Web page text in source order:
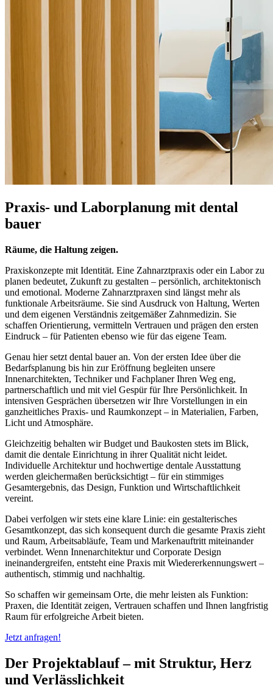
Praxis- und Laborplanung mit dental
bauer
Räume, die Haltung zeigen.
Praxiskonzepte mit Identität. Eine Zahnarztpraxis oder ein Labor zu
planen bedeutet, Zukunft zu gestalten – persönlich, architektonisch
und emotional. Moderne Zahnarztpraxen sind längst mehr als
funktionale Arbeitsräume. Sie sind Ausdruck von Haltung, Werten
und dem eigenen Verständnis zeitgemäßer Zahnmedizin. Sie
schaffen Orientierung, vermitteln Vertrauen und prägen den ersten
Eindruck – für Patienten ebenso wie für das eigene Team.
Genau hier setzt dental bauer an. Von der ersten Idee über die
Bedarfsplanung bis hin zur Eröffnung begleiten unsere
Innenarchitekten, Techniker und Fachplaner Ihren Weg eng,
partnerschaftlich und mit viel Gespür für Ihre Persönlichkeit. In
intensiven Gesprächen übersetzen wir Ihre Vorstellungen in ein
ganzheitliches Praxis- und Raumkonzept – in Materialien, Farben,
Licht und Atmosphäre.
Gleichzeitig behalten wir Budget und Baukosten stets im Blick,
damit die dentale Einrichtung in ihrer Qualität nicht leidet.
Individuelle Architektur und hochwertige dentale Ausstattung
werden gleichermaßen berücksichtigt – für ein stimmiges
Gesamtergebnis, das Design, Funktion und Wirtschaftlichkeit
vereint.
Dabei verfolgen wir stets eine klare Linie: ein gestalterisches
Gesamtkonzept, das sich konsequent durch die gesamte Praxis zieht
und Raum, Arbeitsabläufe, Team und Markenauftritt miteinander
verbindet. Wenn Innenarchitektur und Corporate Design
ineinandergreifen, entsteht eine Praxis mit Wiedererkennungswert –
authentisch, stimmig und nachhaltig.
So schaffen wir gemeinsam Orte, die mehr leisten als Funktion:
Praxen, die Identität zeigen, Vertrauen schaffen und Ihnen langfristig
Raum für erfolgreiche Arbeit bieten.
Jetzt anfragen!
Der Projektablauf – mit Struktur, Herz
und Verlässlichkeit